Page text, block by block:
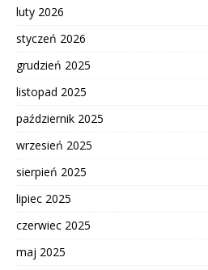
luty 2026
styczeń 2026
grudzień 2025
listopad 2025
październik 2025
wrzesień 2025
sierpień 2025
lipiec 2025
czerwiec 2025
maj 2025